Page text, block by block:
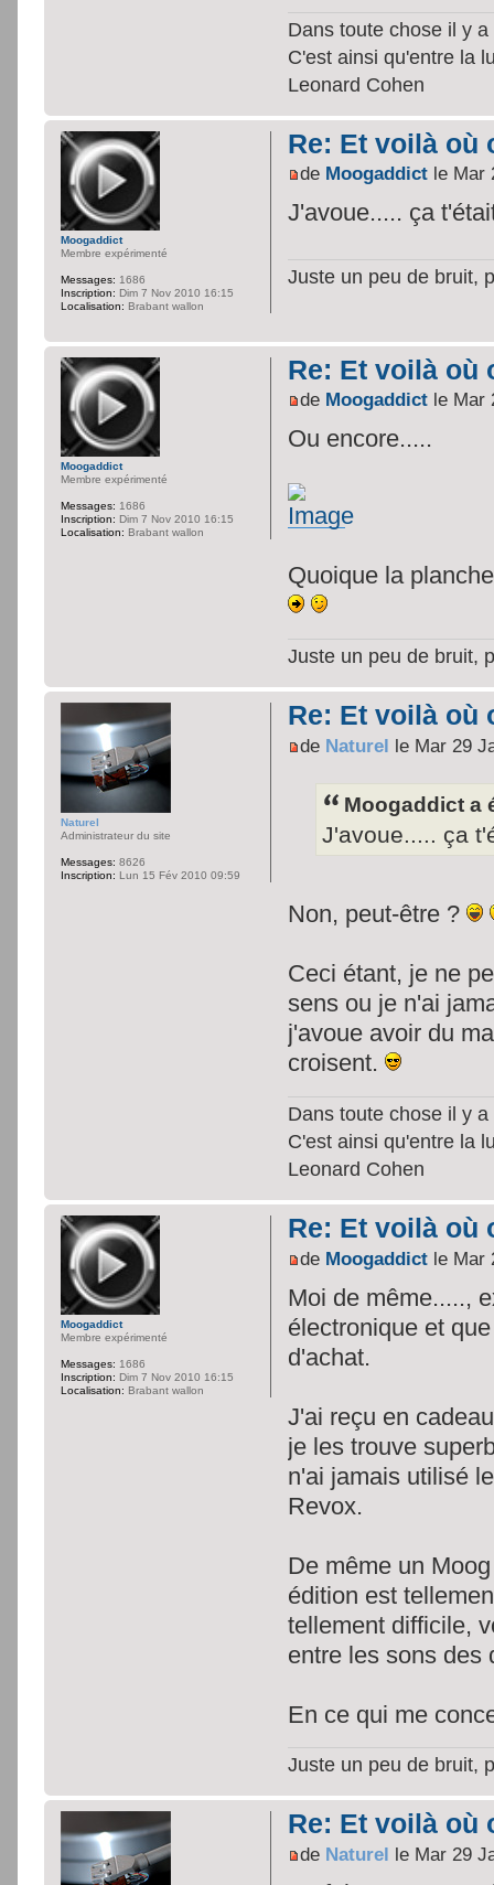
Dans toute chose il y
C'est ainsi qu'entre la
Leonard Cohen
Re: Et voilà où
de Moogaddict le Mar
J'avoue..... ça
Juste un peu de bruit,
Moogaddict
Membre expérimenté
Messages: 1686
Inscription: Dim 7 Nov 2010 16:15
Localisation: Brabant wallon
Re: Et voilà où
de Moogaddict le Mar
Ou encore.....
Quoique la
Juste un peu de bruit,
Moogaddict
Membre expérimenté
Messages: 1686
Inscription: Dim 7 Nov 2010 16:15
Localisation: Brabant wallon
Re: Et voilà où
de Naturel le Mar 29
Moogaddict a
J'avoue..... ça
Non, peut-être ?
Ceci étant, je ne
sens ou je n'ai
j'avoue avoir du
croisent.
Dans toute chose il y
C'est ainsi qu'entre la
Leonard Cohen
Naturel
Administrateur du site
Messages: 8626
Inscription: Lun 15 Fév 2010 09:59
Re: Et voilà où
de Moogaddict le Mar
Moi de même.....,
électronique et
d'achat.
J'ai reçu en
je les trouve
n'ai jamais utilisé
Revox.
De même un
édition est
tellement difficile,
entre les sons des
En ce qui me
Juste un peu de bruit,
Moogaddict
Membre expérimenté
Messages: 1686
Inscription: Dim 7 Nov 2010 16:15
Localisation: Brabant wallon
Re: Et voilà où
de Naturel le Mar 29